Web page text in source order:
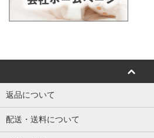
返品について
配送・送料について